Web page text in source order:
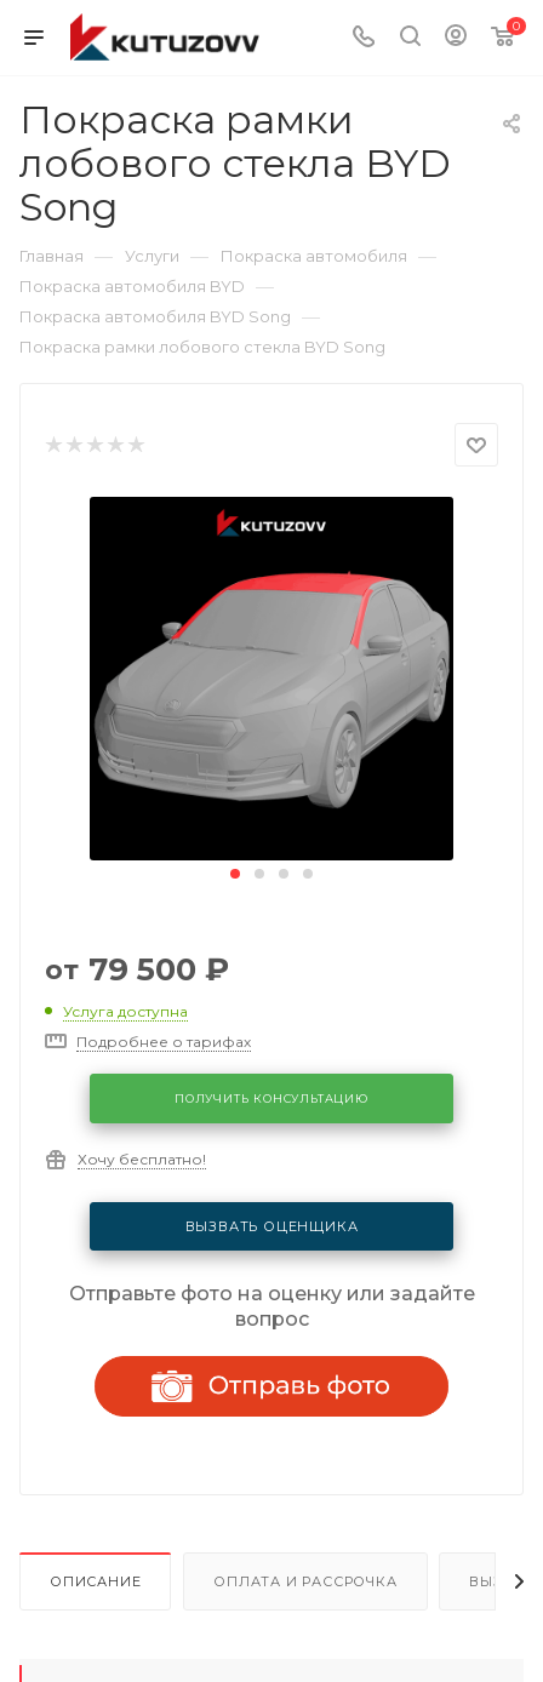
0
Покраска рамки
лобового стекла BYD
Song
Главная — Услуги — Покраска автомобиля —
Покраска автомобиля BYD —
Покраска автомобиля BYD Song —
Покраска рамки лобового стекла BYD Song
от 79 500 ₽
Услуга доступна
Подробнее о тарифах
ПОЛУЧИТЬ КОНСУЛЬТАЦИЮ
Хочу бесплатно!
ВЫЗВАТЬ ОЦЕНЩИКА
Отправьте фото на оценку или задайте
вопрос
ОПИСАНИЕ ОПЛАТА И РАССРОЧКА ВЫЗОВ